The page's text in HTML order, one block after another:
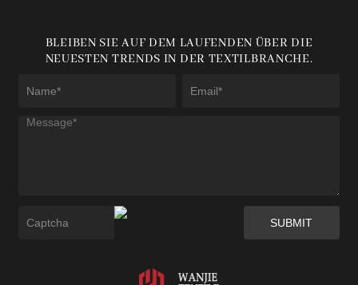
BLEIBEN SIE AUF DEM LAUFENDEN ÜBER DIE
NEUESTEN TRENDS IN DER TEXTILBRANCHE.